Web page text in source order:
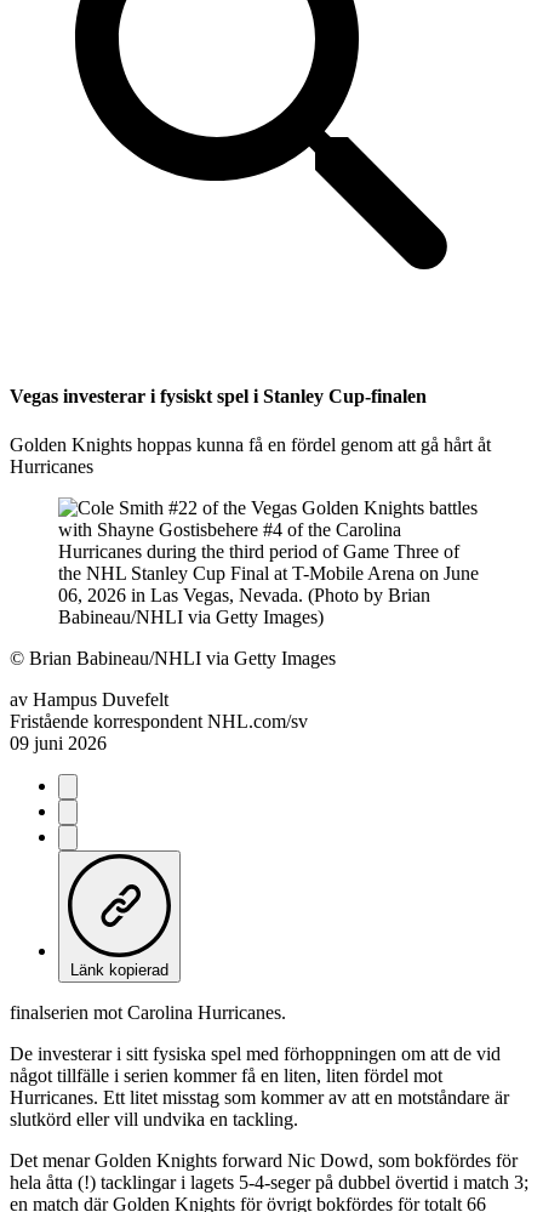
Vegas investerar i fysiskt spel i Stanley Cup-finalen
Golden Knights hoppas kunna få en fördel genom att gå hårt åt
Hurricanes
© Brian Babineau/NHLI via Getty Images
av Hampus Duvefelt
Fristående korrespondent NHL.com/sv
09 juni 2026
Länk kopierad
finalserien mot Carolina Hurricanes.
De investerar i sitt fysiska spel med förhoppningen om att de vid
något tillfälle i serien kommer få en liten, liten fördel mot
Hurricanes. Ett litet misstag som kommer av att en motståndare är
slutkörd eller vill undvika en tackling.
Det menar Golden Knights forward Nic Dowd, som bokfördes för
hela åtta (!) tacklingar i lagets 5-4-seger på dubbel övertid i match 3;
en match där Golden Knights för övrigt bokfördes för totalt 66